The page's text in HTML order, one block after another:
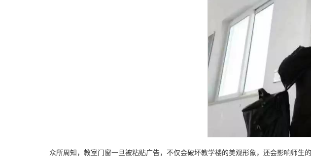
众所周知，教室门窗一旦被粘贴广告，不仅会破坏教学楼的美观形象，还会影响师生